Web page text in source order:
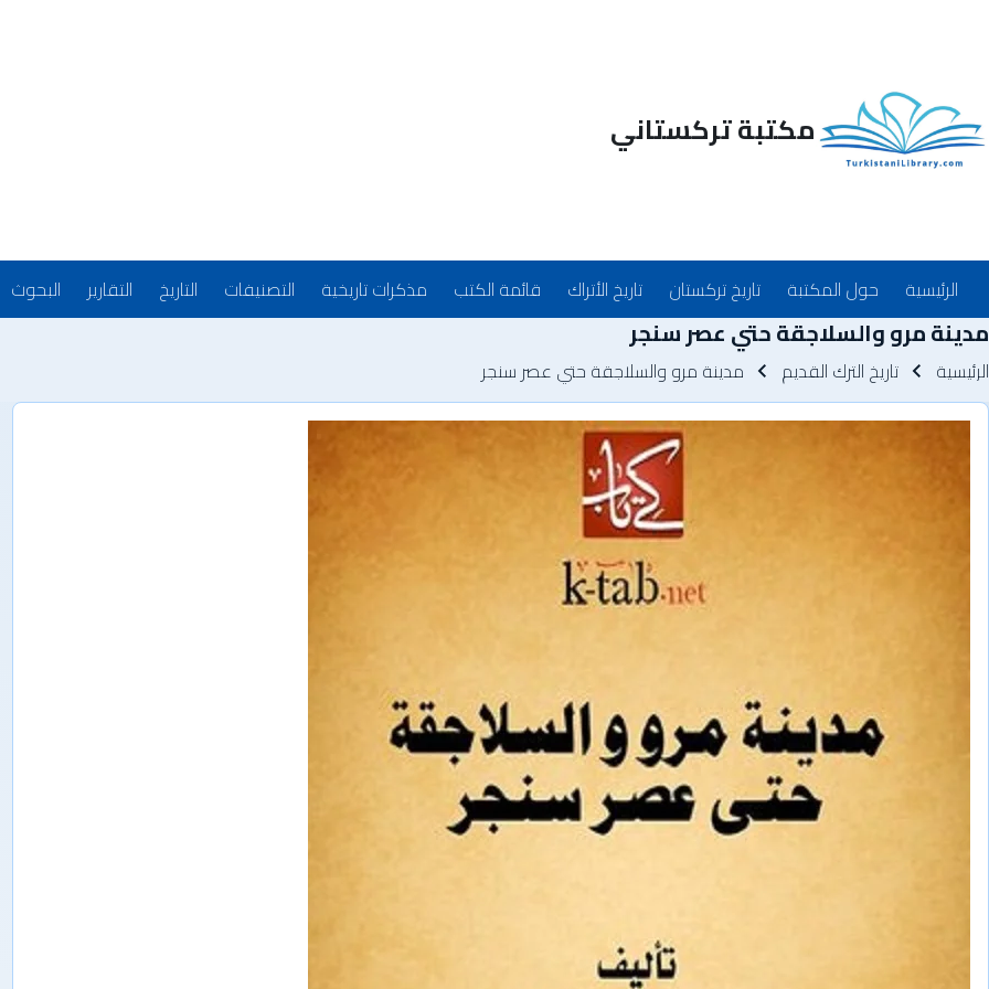
مكتبة تركستاني
Main_Menu_ar
الرئيسية حول المكتبة تاريخ تركستان تاريخ الأتراك قائمة الكتب مذكرات تاريخية التصنيفات التاريخ التقارير البحوث
مدينة مرو والسلاجقة حتي عصر سنجر
مسار التنقل
الرئيسية تاريخ الترك القديم مدينة مرو والسلاجقة حتي عصر سنجر